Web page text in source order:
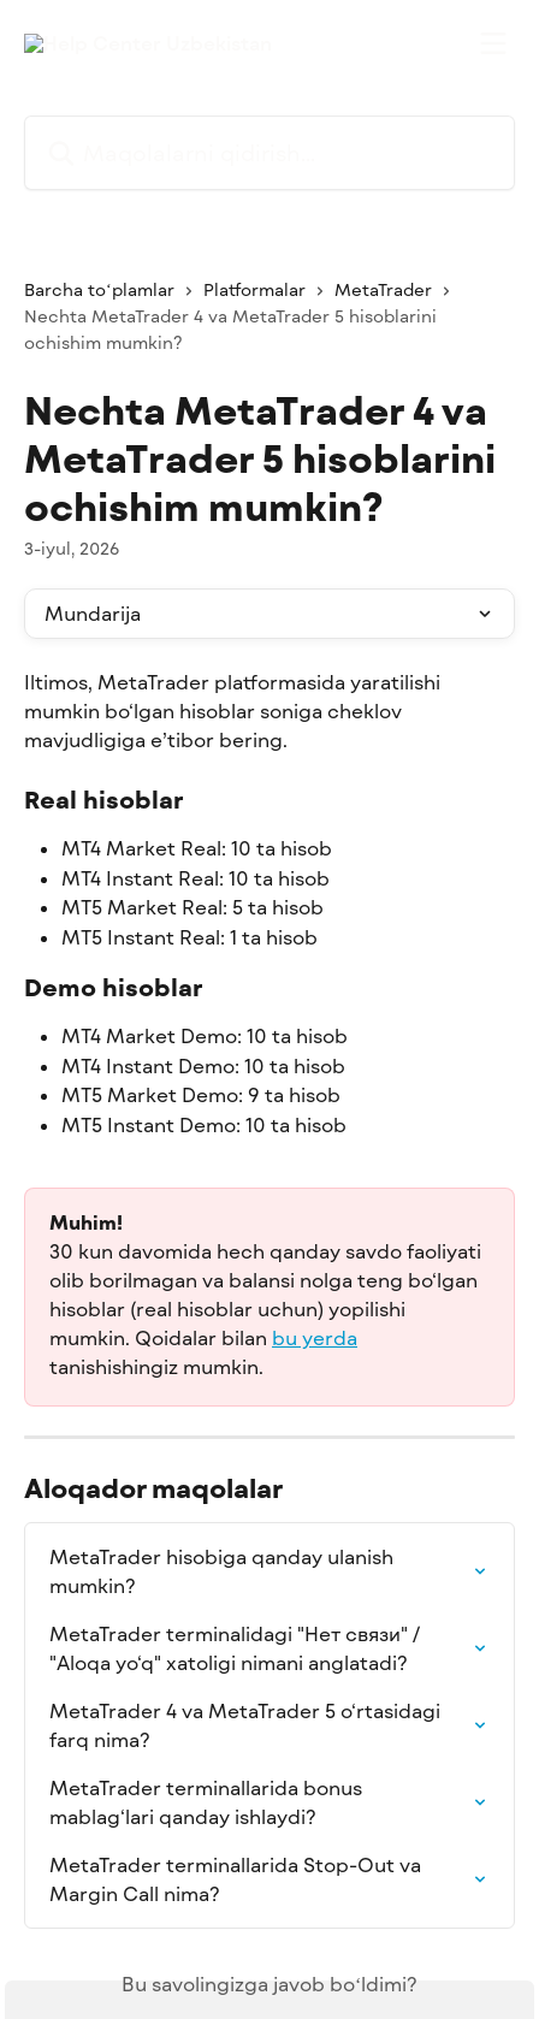
Barcha toʻplamlar Platformalar
MetaTrader
Nechta MetaTrader 4 va MetaTrader 5 hisoblarini
ochishim mumkin?
Nechta MetaTrader 4 va
MetaTrader 5 hisoblarini
ochishim mumkin?
3-iyul, 2026
Mundarija
Iltimos, MetaTrader platformasida yaratilishi
mumkin bo‘lgan hisoblar soniga cheklov
mavjudligiga e’tibor bering.
Real hisoblar
MT4 Market Real: 10 ta hisob
MT4 Instant Real: 10 ta hisob
MT5 Market Real: 5 ta hisob
MT5 Instant Real: 1 ta hisob
Demo hisoblar
MT4 Market Demo: 10 ta hisob
MT4 Instant Demo: 10 ta hisob
MT5 Market Demo: 9 ta hisob
MT5 Instant Demo: 10 ta hisob
Muhim!
30 kun davomida hech qanday savdo faoliyati
olib borilmagan va balansi nolga teng bo‘lgan
hisoblar (real hisoblar uchun) yopilishi
mumkin. Qoidalar bilan bu yerda
tanishishingiz mumkin.
Aloqador maqolalar
MetaTrader hisobiga qanday ulanish
mumkin?
MetaTrader terminalidagi "Нет связи" /
"Aloqa yo‘q" xatoligi nimani anglatadi?
MetaTrader 4 va MetaTrader 5 o‘rtasidagi
farq nima?
MetaTrader terminallarida bonus
mablag‘lari qanday ishlaydi?
MetaTrader terminallarida Stop-Out va
Margin Call nima?
Bu savolingizga javob boʻldimi?